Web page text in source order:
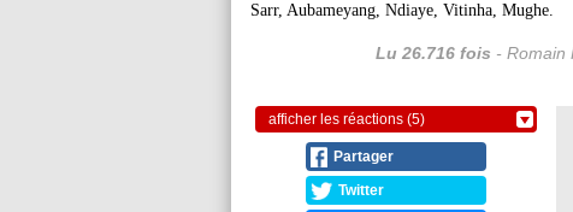
Sarr, Aubameyang, Ndiaye, Vitinha, Mughe.
Lu 26.716 fois - Romain
afficher les réactions (5)
Partager
Twitter